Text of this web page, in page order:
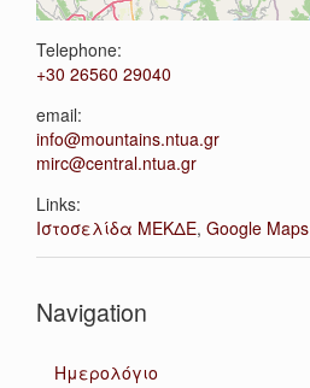
Telephone:
+30 26560 29040
email:
info@mountains.ntua.gr
mirc@central.ntua.gr
Links:
Ιστοσελίδα ΜΕΚΔΕ, Google Maps
Navigation
Ημερολόγιο